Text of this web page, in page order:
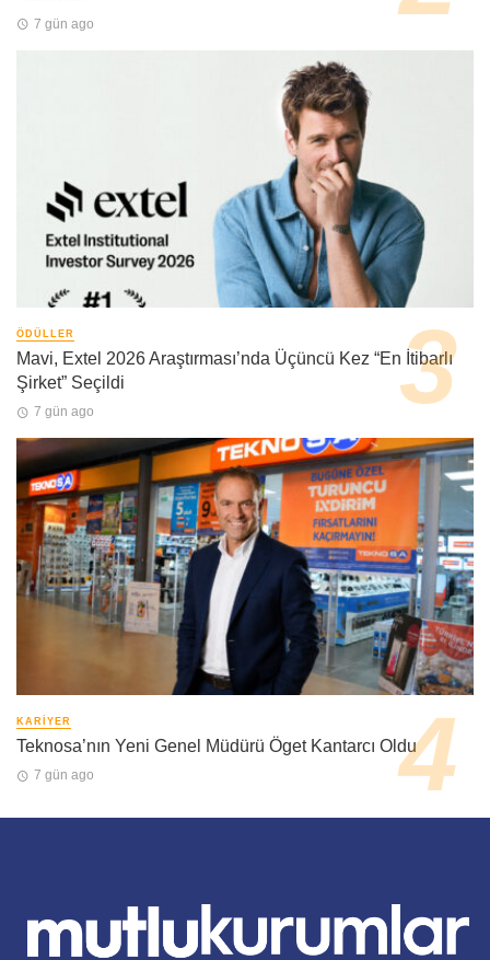
7 gün ago
ÖDÜLLER
Mavi, Extel 2026 Araştırması’nda Üçüncü Kez “En İtibarlı
Şirket” Seçildi
7 gün ago
KARIYER
Teknosa’nın Yeni Genel Müdürü Öget Kantarcı Oldu
7 gün ago